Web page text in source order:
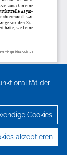
der
Cookies
akzeptieren